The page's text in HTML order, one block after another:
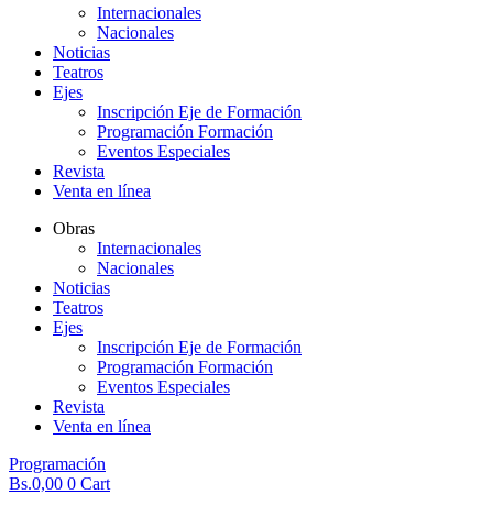
Internacionales
Nacionales
Noticias
Teatros
Ejes
Inscripción Eje de Formación
Programación Formación
Eventos Especiales
Revista
Venta en línea
Obras
Internacionales
Nacionales
Noticias
Teatros
Ejes
Inscripción Eje de Formación
Programación Formación
Eventos Especiales
Revista
Venta en línea
Programación
Bs.0,00 0 Cart